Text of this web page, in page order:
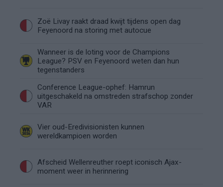
Zoë Livay raakt draad kwijt tijdens open dag
Feyenoord na storing met autocue
Wanneer is de loting voor de Champions
League? PSV en Feyenoord weten dan hun
tegenstanders
Conference League-ophef: Hamrun
uitgeschakeld na omstreden strafschop zonder
VAR
Vier oud-Eredivisionisten kunnen
wereldkampioen worden
Afscheid Wellenreuther roept iconisch Ajax-
moment weer in herinnering